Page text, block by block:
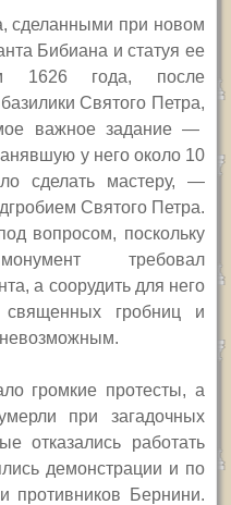
сделанными при новом
Бибиана и статуя ее
1626 года, после
Святого Петра,
важное задание —
у него около 10
сделать мастеру, —
Святого Петра.
вопросом, поскольку
требовал
а соорудить для него
священных гробниц и
невозможным.
громкие протесты, а
при загадочных
отказались работать
демонстрации и по
противников Бернини.